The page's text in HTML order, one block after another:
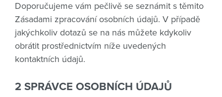
Doporučujeme vám pečlivě se seznámit s těmito
Zásadami zpracování osobních údajů. V případě
jakýchkoliv dotazů se na nás můžete kdykoliv
obrátit prostřednictvím níže uvedených
kontaktních údajů.
2 SPRÁVCE OSOBNÍCH ÚDAJŮ